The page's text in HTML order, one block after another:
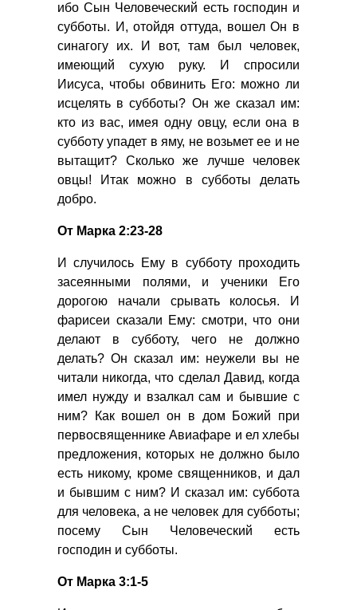
ибо Сын Человеческий есть господин и
субботы. И, отойдя оттуда, вошел Он в
синагогу их. И вот, там был человек,
имеющий сухую руку. И спросили
Иисуса, чтобы обвинить Его: можно ли
исцелять в субботы? Он же сказал им:
кто из вас, имея одну овцу, если она в
субботу упадет в яму, не возьмет ее и не
вытащит? Сколько же лучше человек
овцы! Итак можно в субботы делать
добро.
От Марка 2:23-28
И случилось Ему в субботу проходить
засеянными полями, и ученики Его
дорогою начали срывать колосья. И
фарисеи сказали Ему: смотри, что они
делают в субботу, чего не должно
делать? Он сказал им: неужели вы не
читали никогда, что сделал Давид, когда
имел нужду и взалкал сам и бывшие с
ним? Как вошел он в дом Божий при
первосвященнике Авиафаре и ел хлебы
предложения, которых не должно было
есть никому, кроме священников, и дал
и бывшим с ним? И сказал им: суббота
для человека, а не человек для субботы;
посему Сын Человеческий есть
господин и субботы.
От Марка 3:1-5